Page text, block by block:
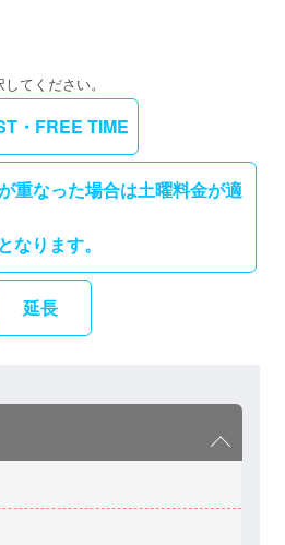
てください。
・FREE TIME
なった場合は土曜料金が適
なります。
延長